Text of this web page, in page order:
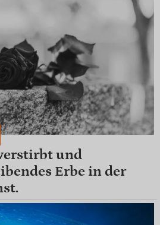
und
Erbe in der